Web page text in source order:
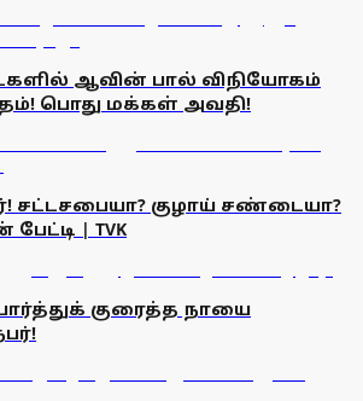
ஆவின் பால் விநியோகம்
பொது மக்கள் அவதி!
சட்டசபையா? குழாய் சண்டையா?
| TVK
குரைத்த நாயை